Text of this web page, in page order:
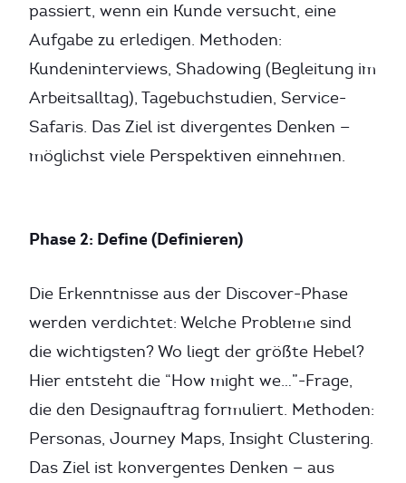
passiert, wenn ein Kunde versucht, eine
Aufgabe zu erledigen. Methoden:
Kundeninterviews, Shadowing (Begleitung im
Arbeitsalltag), Tagebuchstudien, Service-
Safaris. Das Ziel ist divergentes Denken —
möglichst viele Perspektiven einnehmen.
Phase 2: Define (Definieren)
Die Erkenntnisse aus der Discover-Phase
werden verdichtet: Welche Probleme sind
die wichtigsten? Wo liegt der größte Hebel?
Hier entsteht die “How might we…”-Frage,
die den Designauftrag formuliert. Methoden:
Personas, Journey Maps, Insight Clustering.
Das Ziel ist konvergentes Denken — aus